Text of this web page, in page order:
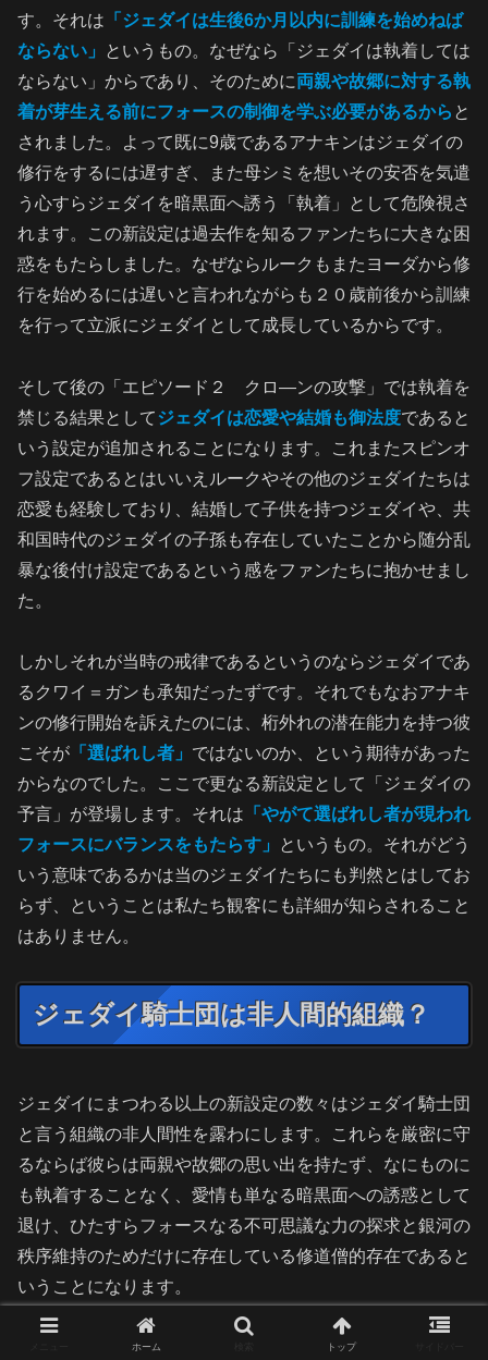
す。それは 「ジェダイは生後6か月以内に訓練を始めねば
ならない」
というもの。なぜなら「ジェダイは執着しては
ならない」からであり、そのために両親や故郷に対する執
着が芽生える前にフォースの制御を学ぶ必要があるから と
されました。よって既に9歳であるアナキンはジェダイの
修行をするには遅すぎ、また母シミを想いその安否を気遣
う心すらジェダイを暗黒面へ誘う「執着」として危険視さ
れます。この新設定は過去作を知るファンたちに大きな困
惑をもたらしました。なぜならルークもまたヨーダから修
行を始めるには遅いと言われながらも２０歳前後から訓練
を行って立派にジェダイとして成長しているからです。
そして後の「エピソード２ クロ―ンの攻撃」では執着を
禁じる結果としてジェダイは恋愛や結婚も御法度であると
いう設定が追加されることになります。これまたスピンオ
フ設定であるとはいいえルークやその他のジェダイたちは
恋愛も経験しており、結婚して子供を持つジェダイや、共
和国時代のジェダイの子孫も存在していたことから随分乱
暴な後付け設定であるという感をファンたちに抱かせまし
た。
しかしそれが当時の戒律であるというのならジェダイであ
るクワイ＝ガンも承知だったずです。それでもなおアナキ
ンの修行開始を訴えたのには、桁外れの潜在能力を持つ彼
こそが 「選ばれし者」 ではないのか、という期待があった
からなのでした。ここで更なる新設定として「ジェダイの
予言」が登場します。それは 「やがて選ばれし者が現われ
フォースにバランスをもたらす」
というもの。それがどう
いう意味であるかは当のジェダイたちにも判然とはしてお
らず、ということは私たち観客にも詳細が知らされること
はありません。
ジェダイ騎士団は非人間的組織？
ジェダイにまつわる以上の新設定の数々はジェダイ騎士団
と言う組織の非人間性を露わにします。これらを厳密に守
るならば彼らは両親や故郷の思い出を持たず、なにものに
も執着することなく、愛情も単なる暗黒面への誘惑として
退け、ひたすらフォースなる不可思議な力の探求と銀河の
秩序維持のためだけに存在している修道僧的存在であると
いうことになります。
そして修行を始めるには遅すぎるとされたルークの成長、
ホーム トップ